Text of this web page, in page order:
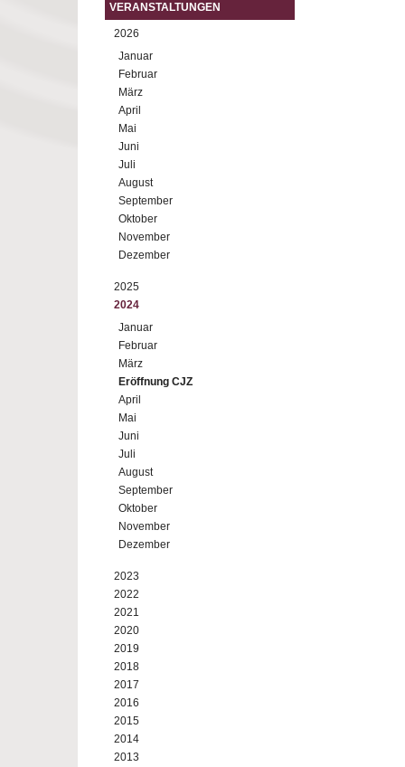
VERANSTALTUNGEN
2026
Januar
Februar
März
April
Mai
Juni
Juli
August
September
Oktober
November
Dezember
2025
2024
Januar
Februar
März
Eröffnung CJZ
April
Mai
Juni
Juli
August
September
Oktober
November
Dezember
2023
2022
2021
2020
2019
2018
2017
2016
2015
2014
2013